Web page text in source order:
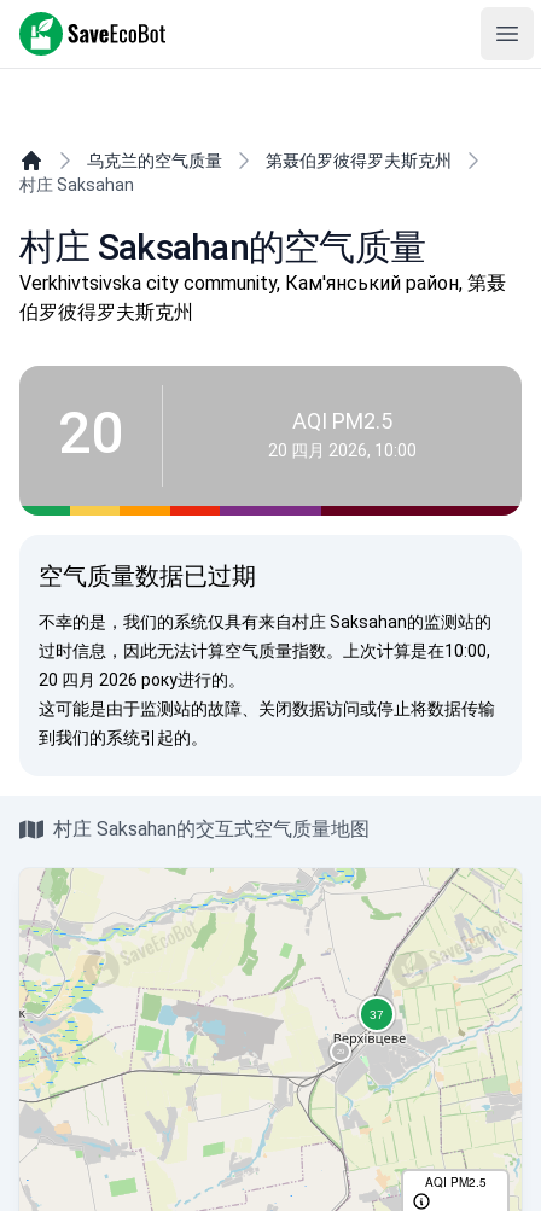
SaveEcoBot
乌克兰的空气质量
第聂伯罗彼得罗夫斯克州
村庄 Saksahan
村庄 Saksahan的空气质量
Verkhivtsivska city community, Кам'янський район, 第聂
伯罗彼得罗夫斯克州
20 AQI PM2.5
20 四月 2026, 10:00
空气质量数据已过期
不幸的是，我们的系统仅具有来自村庄 Saksahan的监测站的
过时信息，因此无法计算空气质量指数。上次计算是在10:00,
20 四月 2026 року进行的。
这可能是由于监测站的故障、关闭数据访问或停止将数据传输
到我们的系统引起的。
村庄 Saksahan的交互式空气质量地图
AQI PM2.5